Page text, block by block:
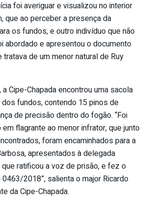
foi averiguar e visualizou no interior
que ao perceber a presença da
os fundos, e outro indivíduo que não
abordado e apresentou o documento
de um menor natural de Ruy
Cipe-Chapada encontrou uma sacola
fundos, contendo 15 pinos de
de precisão dentro do fogão. “Foi
flagrante ao menor infrator, que junto
foram encaminhados para a
apresentados à delegada
que ratificou a voz de prisão, e fez o
2018”, salienta o major Ricardo
da Cipe-Chapada.